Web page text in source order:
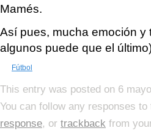
Mamés.
Así pues, mucha emoción y
algunos puede que el
Fútbol
This entry was posted on 6
You can follow any responses
response, or trackback from